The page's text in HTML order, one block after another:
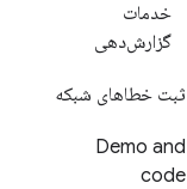
خدمات
گزارش‌دهی
ثبت خطاهای شبکه
Demo and
code